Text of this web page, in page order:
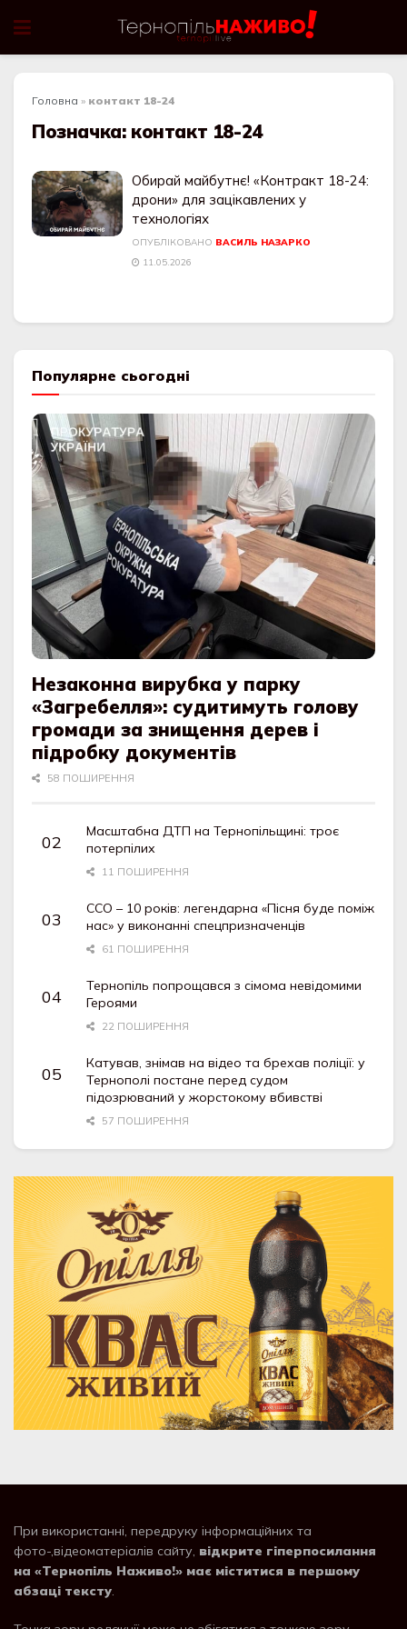
Головна » контакт 18-24
Позначка: контакт 18-24
Обирай майбутнє! «Контракт 18-24:
дрони» для зацікавлених у
технологіях
ОПУБЛІКОВАНО ВАСИЛЬ НАЗАРКО
11.05.2026
Популярне сьогодні
Незаконна вирубка у парку
«Загребелля»: судитимуть голову
громади за знищення дерев і
підробку документів
58 ПОШИРЕННЯ
Масштабна ДТП на Тернопільщині: троє
потерпілих
11 ПОШИРЕННЯ
ССО – 10 років: легендарна «Пісня буде поміж
нас» у виконанні спецпризначенців
61 ПОШИРЕННЯ
Тернопіль попрощався з сімома невідомими
Героями
22 ПОШИРЕННЯ
Катував, знімав на відео та брехав поліції: у
Тернополі постане перед судом
підозрюваний у жорстокому вбивстві
57 ПОШИРЕННЯ
При використанні, передруку інформаційних та
фото-,відеоматеріалів сайту, відкрите гіперпосилання
на «Тернопіль Наживо!» має міститися в першому
абзаці тексту.